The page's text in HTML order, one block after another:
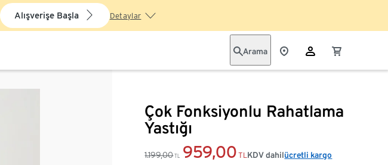
Alışverişe Başla Detaylar
Arama
Çok Fonksiyonlu Rahatlama
Yastığı
1.199,00 TL 959,00 TLKDV dahilücretli kargo